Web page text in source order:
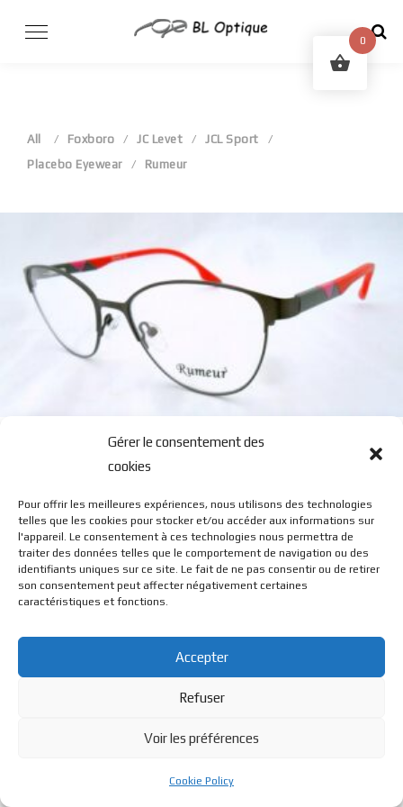
Gérer le consentement des
cookies
Pour offrir les meilleures expériences, nous utilisons des technologies
telles que les cookies pour stocker et/ou accéder aux informations sur
l'appareil. Le consentement à ces technologies nous permettra de
traiter des données telles que le comportement de navigation ou des
identifiants uniques sur ce site. Le fait de ne pas consentir ou de retirer
son consentement peut affecter négativement certaines
caractéristiques et fonctions.
Accepter
Refuser
Voir les préférences
Cookie Policy
All Foxboro JC Levet
JCL Sport
Placebo Eyewear
Rumeur
© BL Optique - 22 Rue de la Cueille - 39170 Lavans Les St
Claude - 2023 - Tous droits réservés
0